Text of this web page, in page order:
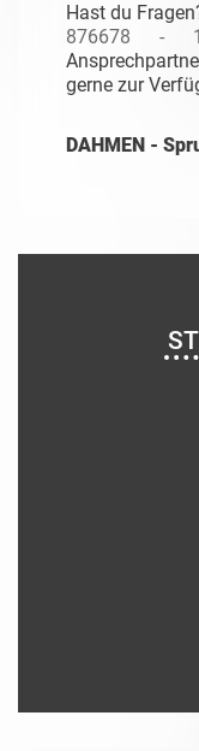
Hast du
876678 -
gerne zur
DAHMEN -